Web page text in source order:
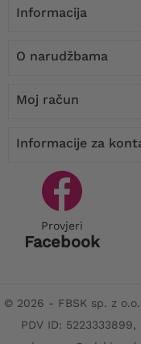
Informacija
O narudžbama
Moj račun
Informacije za
Provjeri
Facebook
© 2026 - FBSK sp. z
PDV ID: 5223333899,